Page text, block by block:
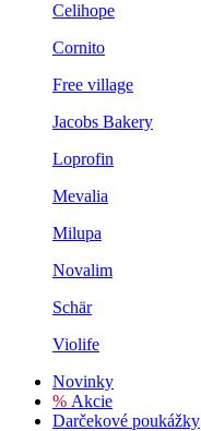
Celihope
Cornito
Free village
Jacobs Bakery
Loprofin
Mevalia
Milupa
Novalim
Schär
Violife
Novinky
% Akcie
Darčekové poukážky